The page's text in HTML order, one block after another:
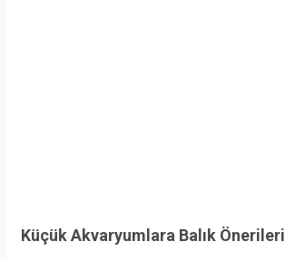
Küçük Akvaryumlara Balık Önerileri